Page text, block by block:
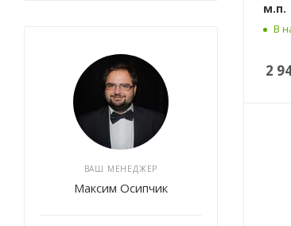
м.п.
В
2
ВАШ МЕНЕДЖЕР
Максим Осипчик